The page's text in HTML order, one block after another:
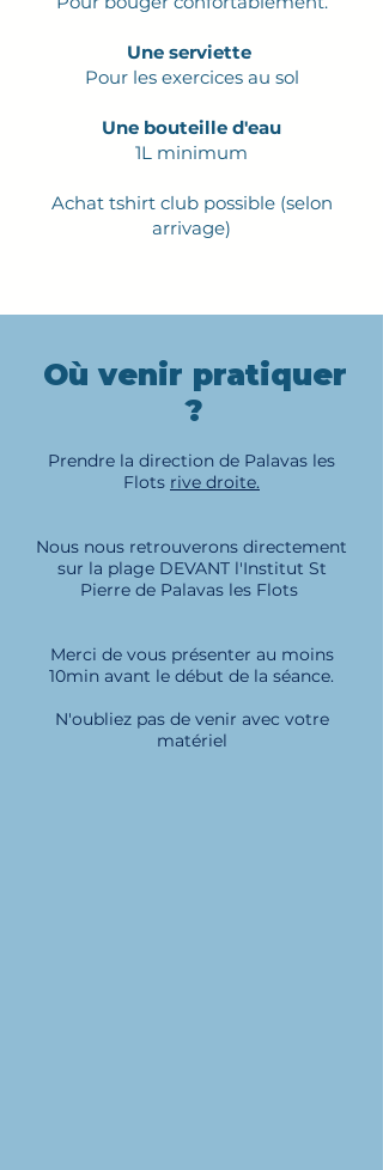
Une serviette
Pour les exercices au sol
Une bouteille d'eau
1L minimum
Achat tshirt club possible (selon
arrivage)
Où venir pratiquer
?
Prendre la direction de Palavas les
Flots rive droite.
Nous nous retrouverons directement
sur la plage DEVANT l'Institut St
Pierre de Palavas les Flots
Merci de vous présenter au moins
10min avant le début de la séance.
N'oubliez pas de venir avec votre
matériel